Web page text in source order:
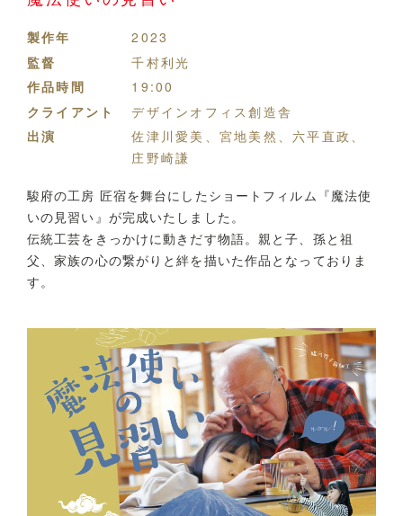
製作年
2023
監督
千村利光
作品時間
19:00
クライアント
デザインオフィス創造舎
出演
佐津川愛美、宮地美然、六平直政、
庄野崎謙
駿府の工房 匠宿を舞台にしたショートフィルム『魔法使
いの見習い』が完成いたしました。
伝統工芸をきっかけに動きだす物語。親と子、孫と祖
父、家族の心の繋がりと絆を描いた作品となっておりま
す。